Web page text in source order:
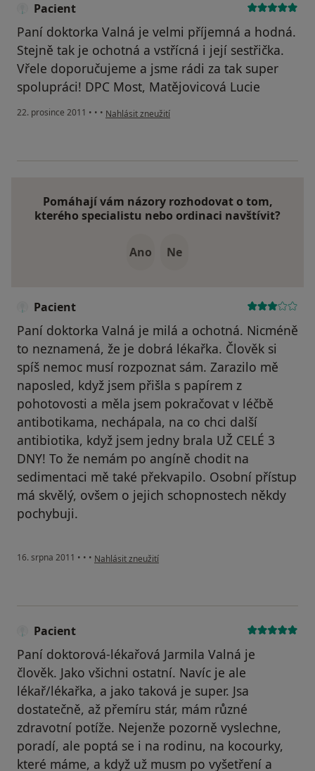
Pacient
Paní doktorka Valná je velmi příjemná a hodná.
Stejně tak je ochotná a vstřícná i její sestřička.
Vřele doporučujeme a jsme rádi za tak super
spolupráci! DPC Most, Matějovicová Lucie
22. prosince 2011 • • • podle názoru uživatele Pacient
Nahlásit zneužití
Pomáhají vám názory rozhodovat o tom,
kterého specialistu nebo ordinaci navštívit?
Ano Ne
Pacient
Paní doktorka Valná je milá a ochotná. Nicméně
to neznamená, že je dobrá lékařka. Člověk si
spíš nemoc musí rozpoznat sám. Zarazilo mě
naposled, když jsem přišla s papírem z
pohotovosti a měla jsem pokračovat v léčbě
antibotikama, nechápala, na co chci další
antibiotika, když jsem jedny brala UŽ CELÉ 3
DNY! To že nemám po angíně chodit na
sedimentaci mě také překvapilo. Osobní přístup
má skvělý, ovšem o jejich schopnostech někdy
pochybuji.
16. srpna 2011 • • • podle názoru uživatele Pacient
Nahlásit zneužití
Pacient
Paní doktorová-lékařová Jarmila Valná je
člověk. Jako všichni ostatní. Navíc je ale
lékař/lékařka, a jako taková je super. Jsa
dostatečně, až přemíru stár, mám různé
zdravotní potíže. Nejenže pozorně vyslechne,
poradí, ale poptá se i na rodinu, na kocourky,
které máme, a když už musm po vyšetření a